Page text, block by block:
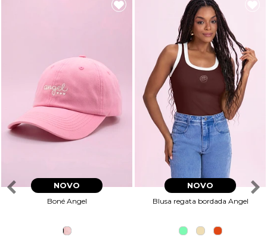
NOVO
Boné Angel
NOVO
Blusa regata bordada Angel